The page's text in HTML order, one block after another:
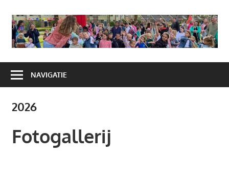
naar
inhoud
NAVIGATIE
2026
Fotogallerij